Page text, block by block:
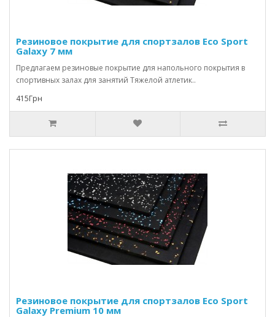
Резиновое покрытие для спортзалов Eco Sport
Galaxy 7 мм
Предлагаем резиновые покрытие для напольного покрытия в
спортивных залах для занятий Тяжелой атлетик..
415Грн
Резиновое покрытие для спортзалов Eco Sport
Galaxy Premium 10 мм